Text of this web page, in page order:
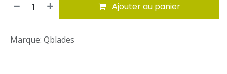
Ajouter au panier
Marque: Qblades